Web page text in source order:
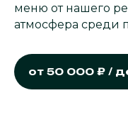
меню от нашего
атмосфера среди
от 50 000 ₽ /